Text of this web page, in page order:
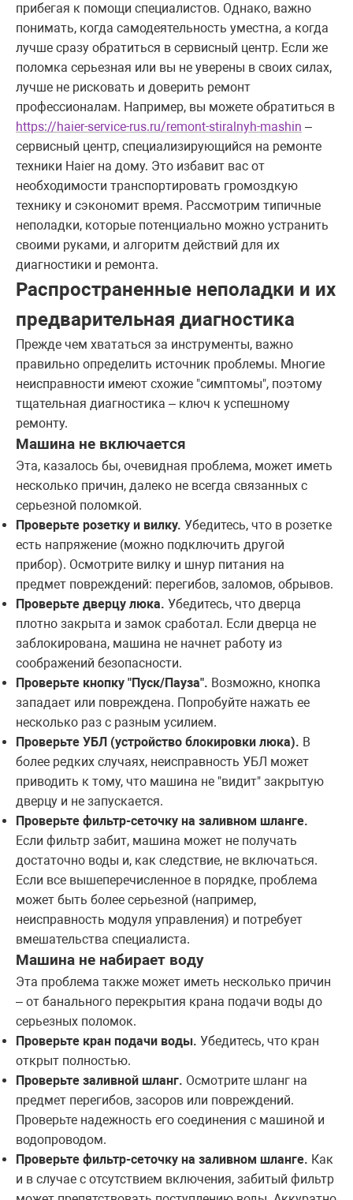
прибегая к помощи специалистов. Однако, важно
понимать, когда самодеятельность уместна, а когда
лучше сразу обратиться в сервисный центр. Если же
поломка серьезная или вы не уверены в своих силах,
лучше не рисковать и доверить ремонт
профессионалам. Например, вы можете обратиться в
https://haier-service-rus.ru/remont-stiralnyh-mashin –
сервисный центр, специализирующийся на ремонте
техники Haier на дому. Это избавит вас от
необходимости транспортировать громоздкую
технику и сэкономит время. Рассмотрим типичные
неполадки, которые потенциально можно устранить
своими руками, и алгоритм действий для их
диагностики и ремонта.
Распространенные неполадки и их
предварительная диагностика
Прежде чем хвататься за инструменты, важно
правильно определить источник проблемы. Многие
неисправности имеют схожие "симптомы", поэтому
тщательная диагностика – ключ к успешному
ремонту.
Машина не включается
Эта, казалось бы, очевидная проблема, может иметь
несколько причин, далеко не всегда связанных с
серьезной поломкой.
Проверьте розетку и вилку. Убедитесь, что в розетке
есть напряжение (можно подключить другой
прибор). Осмотрите вилку и шнур питания на
предмет повреждений: перегибов, заломов, обрывов.
Проверьте дверцу люка. Убедитесь, что дверца
плотно закрыта и замок сработал. Если дверца не
заблокирована, машина не начнет работу из
соображений безопасности.
Проверьте кнопку "Пуск/Пауза". Возможно, кнопка
западает или повреждена. Попробуйте нажать ее
несколько раз с разным усилием.
Проверьте УБЛ (устройство блокировки люка). В
более редких случаях, неисправность УБЛ может
приводить к тому, что машина не "видит" закрытую
дверцу и не запускается.
Проверьте фильтр-сеточку на заливном шланге.
Если фильтр забит, машина может не получать
достаточно воды и, как следствие, не включаться.
Если все вышеперечисленное в порядке, проблема
может быть более серьезной (например,
неисправность модуля управления) и потребует
вмешательства специалиста.
Машина не набирает воду
Эта проблема также может иметь несколько причин
– от банального перекрытия крана подачи воды до
серьезных поломок.
Проверьте кран подачи воды. Убедитесь, что кран
открыт полностью.
Проверьте заливной шланг. Осмотрите шланг на
предмет перегибов, засоров или повреждений.
Проверьте надежность его соединения с машиной и
водопроводом.
Проверьте фильтр-сеточку на заливном шланге. Как
и в случае с отсутствием включения, забитый фильтр